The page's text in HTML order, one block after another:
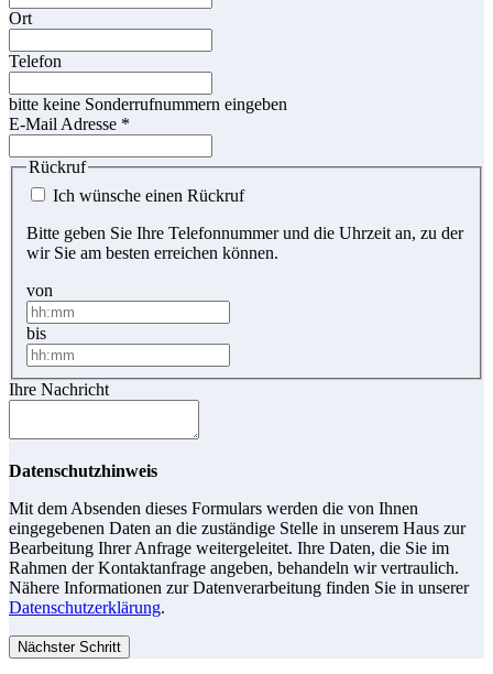
Ort
Telefon
bitte keine Sonderrufnummern eingeben
E-Mail Adresse *
Rückruf
Ich wünsche einen Rückruf
Bitte geben Sie Ihre Telefonnummer und die Uhrzeit an, zu der
wir Sie am besten erreichen können.
von
bis
Ihre Nachricht
Datenschutzhinweis
Mit dem Absenden dieses Formulars werden die von Ihnen
eingegebenen Daten an die zuständige Stelle in unserem Haus zur
Bearbeitung Ihrer Anfrage weitergeleitet. Ihre Daten, die Sie im
Rahmen der Kontaktanfrage angeben, behandeln wir vertraulich.
Nähere Informationen zur Datenverarbeitung finden Sie in unserer
Datenschutzerklärung.
Nächster Schritt